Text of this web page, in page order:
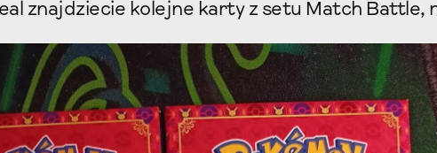
znajdziecie kolejne karty z setu Match Battle,